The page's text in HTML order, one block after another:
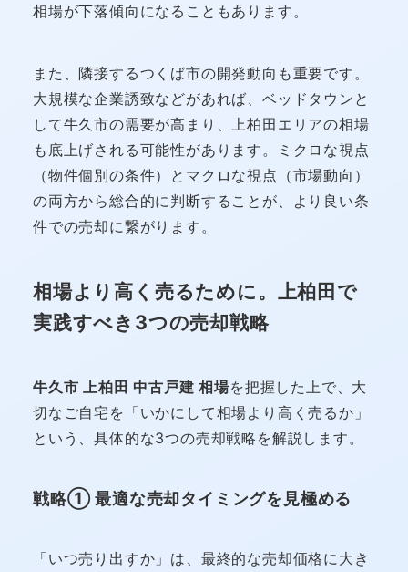
相場が下落傾向になることもあります。
また、隣接するつくば市の開発動向も重要です。
大規模な企業誘致などがあれば、ベッドタウンと
して牛久市の需要が高まり、上柏田エリアの相場
も底上げされる可能性があります。ミクロな視点
（物件個別の条件）とマクロな視点（市場動向）
の両方から総合的に判断することが、より良い条
件での売却に繋がります。
相場より高く売るために。上柏田で
実践すべき3つの売却戦略
牛久市 上柏田 中古戸建 相場を把握した上で、大
切なご自宅を「いかにして相場より高く売るか」
という、具体的な3つの売却戦略を解説します。
戦略① 最適な売却タイミングを見極める
「いつ売り出すか」は、最終的な売却価格に大き